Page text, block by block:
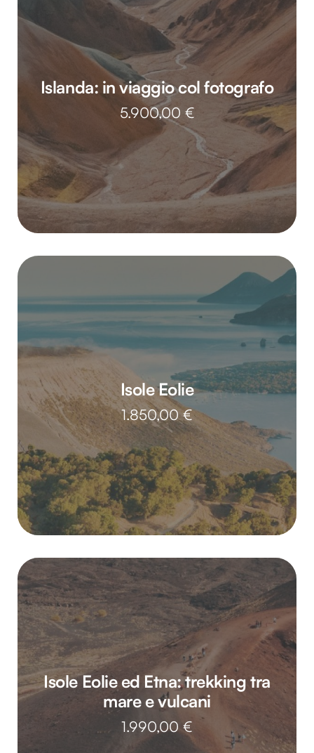
Islanda: in viaggio col fotografo
5.900,00 €
Isole Eolie
1.850,00€
Isole Eolie ed Etna: trekking tra
mare e vulcani
1.990,00 €